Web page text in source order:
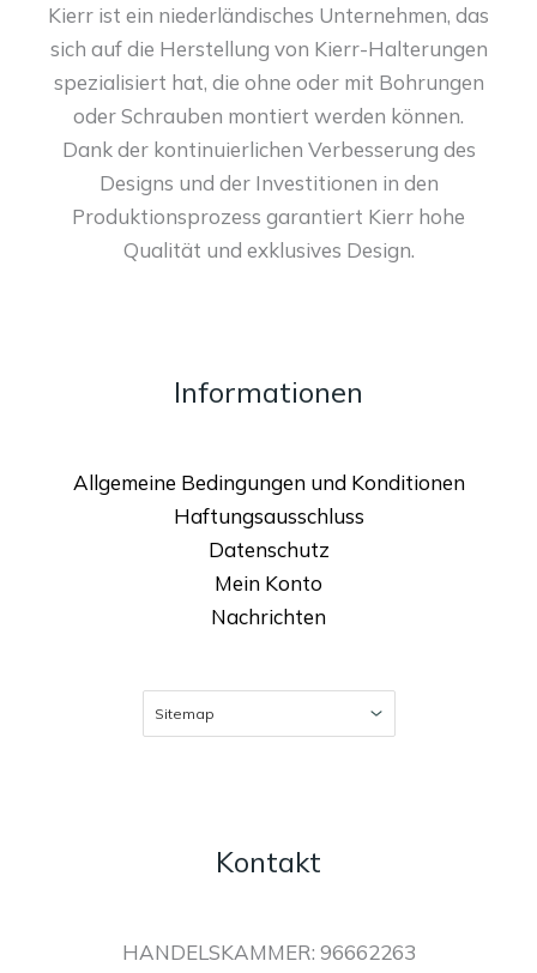
Kierr ist ein niederländisches Unternehmen, das
sich auf die Herstellung von Kierr-Halterungen
spezialisiert hat, die ohne oder mit Bohrungen
oder Schrauben montiert werden können.
Dank der kontinuierlichen Verbesserung des
Designs und der Investitionen in den
Produktionsprozess garantiert Kierr hohe
Qualität und exklusives Design.
Informationen
Allgemeine Bedingungen und Konditionen
Haftungsausschluss
Datenschutz
Mein Konto
Nachrichten
Kontakt
HANDELSKAMMER: 96662263